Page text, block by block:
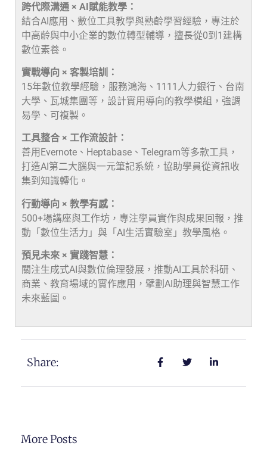
跨代際溝通 × AI賦能教學：
結合AI應用、數位工具教學與熟齡學習經驗，專注於
中高齡與中小企業的數位轉型輔導，擅長從0到1建構
數位素養。
實戰導向 × 客製培訓：
15年數位教學經驗，服務鴻海、1111人力銀行、台南
大學、瓦城集團等，設計實用導向的教學模組，強調
易學、可複製。
工具整合 × 工作流設計：
善用Evernote、Heptabase、Telegram等多款工具，
打造AI第二大腦與一元筆記系統，協助學員從資訊收
集到知識轉化。
行動導向 × 教學有感：
500+場講座與工作坊，專注學員實作與成果回報，推
動「數位生活力」與「AI生活實驗室」教學風格。
預見未來 × 實踐智慧：
關注生成式AI與數位倫理發展，推動AI工具於科研、
商業、教育場域的實作應用，擘劃AI助理與智慧工作
未來藍圖。
Share:
More Posts